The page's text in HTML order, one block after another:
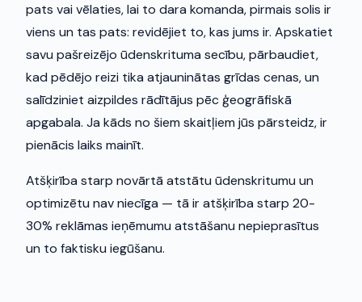
pats vai vēlaties, lai to dara komanda, pirmais solis ir
viens un tas pats: revidējiet to, kas jums ir. Apskatiet
savu pašreizējo ūdenskrituma secību, pārbaudiet,
kad pēdējo reizi tika atjauninātas grīdas cenas, un
salīdziniet aizpildes rādītājus pēc ģeogrāfiskā
apgabala. Ja kāds no šiem skaitļiem jūs pārsteidz, ir
pienācis laiks mainīt.
Atšķirība starp novārtā atstātu ūdenskritumu un
optimizētu nav niecīga — tā ir atšķirība starp 20-
30% reklāmas ieņēmumu atstāšanu nepieprasītus
un to faktisku iegūšanu.